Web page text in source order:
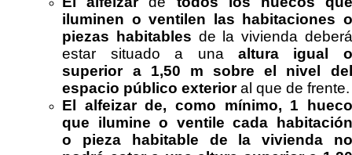
iluminen o ventilen las habitaciones o
piezas habitables de la vivienda deberá
estar situado a una altura igual o
superior a 1,50 m sobre el nivel del
espacio público exterioral que de frente.
El alfeizar de, como mínimo, 1 hueco
que ilumine o ventile cada habitación
o pieza habitable de la vivienda no